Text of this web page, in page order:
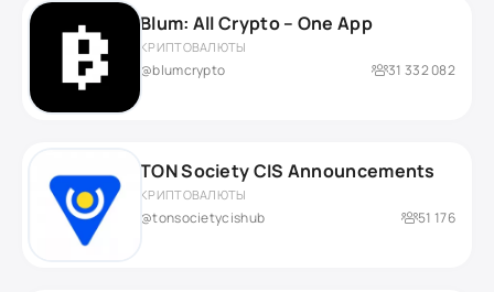
Blum: All Crypto – One App
КРИПТОВАЛЮТЫ
@blumcrypto 31 332 082
TON Society CIS Announcements
КРИПТОВАЛЮТЫ
@tonsocietycishub 51 176